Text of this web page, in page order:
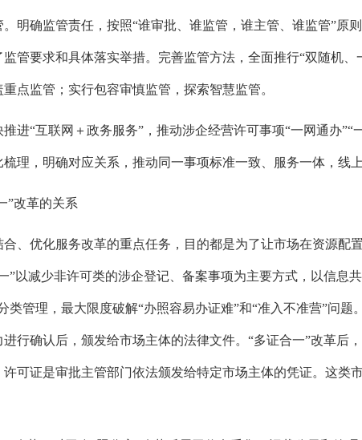
明确监管责任， 按照“谁审批、 谁监管， 谁主管、 谁监管”原则
管要求和具体落实举措。 完善监管方法， 全面推行“双随机、
点监管； 实行包容审慎监管， 探索智慧监管。
推进“互联网＋政务服务”， 推动涉企经营许可事项“一网通办”“
理， 明确对应关系， 推动同一事项标准一致、 服务一体， 线
”改革的关系
、 优化服务改革的重点任务， 目的都是为了让市场在资源配
”以减少非许可类的涉企登记、 备案事项为主要方式， 以信息
类管理， 最大限度破解“办照容易办证难”和“准入不准营”问题。
行确认后， 颁发给市场主体的法律文件。 “多证合一”改革后，
许可证是审批主管部门依法颁发给特定市场主体的凭证。 这类